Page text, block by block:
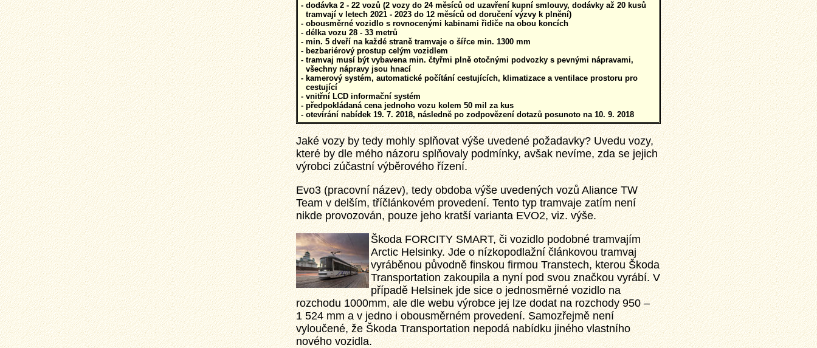
- dodávka 2 - 22 vozů (2 vozy do 24 měsíců od uzavření kupní smlouvy, dodávky až 20 kusů
tramvají v letech 2021 - 2023 do 12 měsíců od doručení výzvy k plnění)
- obousměrné vozidlo s rovnocenými kabinami řidiče na obou koncích
- délka vozu 28 - 33 metrů
- min. 5 dveří na každé straně tramvaje o šířce min. 1300 mm
- bezbariérový prostup celým vozidlem
- tramvaj musí být vybavena min. čtyřmi plně otočnými podvozky s pevnými nápravami,
všechny nápravy jsou hnací
- kamerový systém, automatické počítání cestujících, klimatizace a ventilace prostoru pro
cestující
- vnitřní LCD informační systém
- předpokládaná cena jednoho vozu kolem 50 mil za kus
- otevírání nabídek 19. 7. 2018, následně po zodpovězení dotazů posunoto na 10. 9. 2018
Jaké vozy by tedy mohly splňovat výše uvedené požadavky? Uvedu vozy,
které by dle mého názoru splňovaly podmínky, avšak nevíme, zda se jejich
výrobci zúčastní výběrového řízení.
Evo3 (pracovní název), tedy obdoba výše uvedených vozů Aliance TW
Team v delším, tříčlánkovém provedení. Tento typ tramvaje zatím není
nikde provozován, pouze jeho kratší varianta EVO2, viz. výše.
Škoda FORCITY SMART, či vozidlo podobné tramvajím
Arctic Helsinky. Jde o nízkopodlažní článkovou tramvaj
vyráběnou původně finskou firmou Transtech, kterou Škoda
Transportation zakoupila a nyní pod svou značkou vyrábí. V
případě Helsinek jde sice o jednosměrné vozidlo na
rozchodu 1000mm, ale dle webu výrobce jej lze dodat na rozchody 950 –
1 524 mm a v jedno i obousměrném provedení. Samozřejmě není
vyloučené, že Škoda Transportation nepodá nabídku jiného vlastního
nového vozidla.